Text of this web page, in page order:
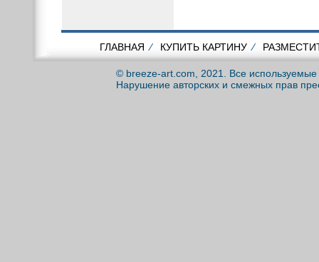
ГЛАВНАЯ ⁄ КУПИТЬ КАРТИНУ ⁄
© breeze-art.com, 2021. Все
Нарушение авторских и смежных прав